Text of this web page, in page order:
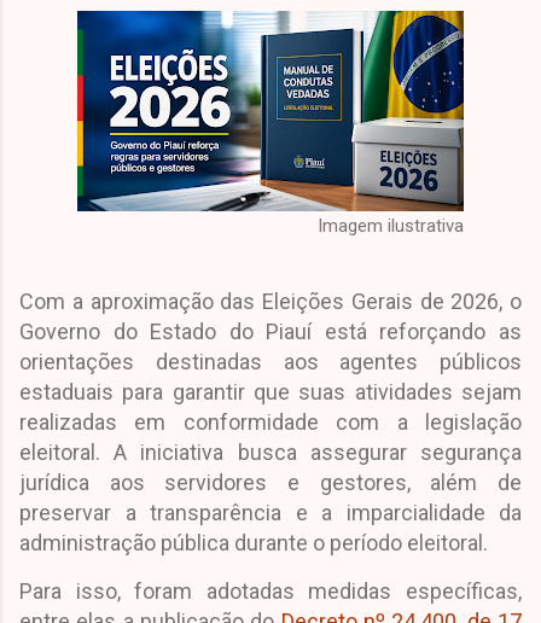
Imagem ilustrativa
Com a aproximação das Eleições Gerais de 2026, o
Governo do Estado do Piauí está reforçando as
orientações destinadas aos agentes públicos
estaduais para garantir que suas atividades sejam
realizadas em conformidade com a legislação
eleitoral. A iniciativa busca assegurar segurança
jurídica aos servidores e gestores, além de
preservar a transparência e a imparcialidade da
administração pública durante o período eleitoral.
Para isso, foram adotadas medidas específicas,